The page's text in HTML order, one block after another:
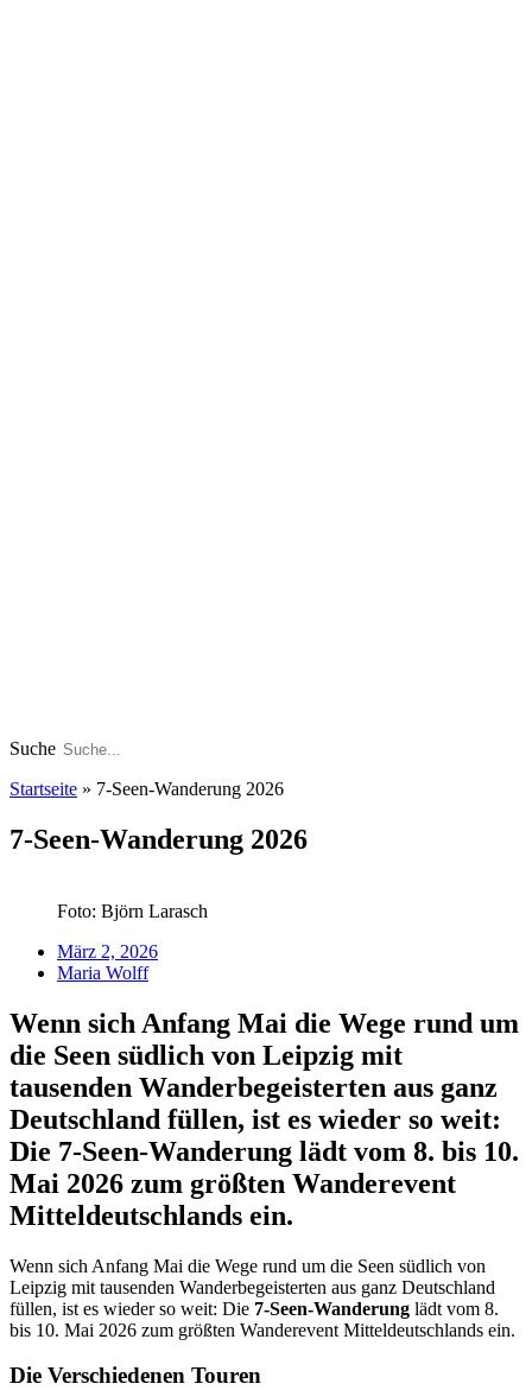
Suche
Startseite » 7-Seen-Wanderung 2026
7-Seen-Wanderung 2026
Foto: Björn Larasch
März 2, 2026
Maria Wolff
Wenn sich Anfang Mai die Wege rund um
die Seen südlich von Leipzig mit
tausenden Wanderbegeisterten aus ganz
Deutschland füllen, ist es wieder so weit:
Die 7-Seen-Wanderung lädt vom 8. bis 10.
Mai 2026 zum größten Wanderevent
Mitteldeutschlands ein.
Wenn sich Anfang Mai die Wege rund um die Seen südlich von
Leipzig mit tausenden Wanderbegeisterten aus ganz Deutschland
füllen, ist es wieder so weit: Die 7-Seen-Wanderung lädt vom 8.
bis 10. Mai 2026 zum größten Wanderevent Mitteldeutschlands ein.
Die Verschiedenen Touren